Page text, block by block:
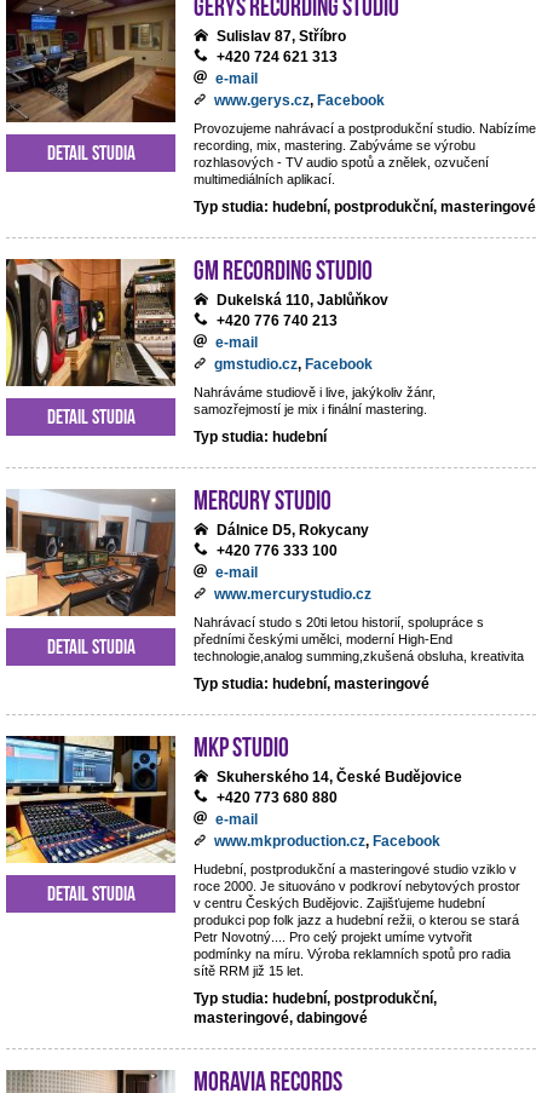
Sulislav 87, Stříbro
+420 724 621 313
e-mail
www.gerys.cz, Facebook
Provozujeme nahrávací a postprodukční studio. Nabízíme
recording, mix, mastering. Zabýváme se výrobu
rozhlasových - TV audio spotů a znělek, ozvučení
multimediálních aplikací.
Typ studia: hudební, postprodukční, masteringové
Detail studia
GM Recording Studio
Dukelská 110, Jablůňkov
+420 776 740 213
e-mail
gmstudio.cz, Facebook
Nahráváme studiově i live, jakýkoliv žánr,
samozřejmostí je mix i finální mastering.
Typ studia: hudební
Detail studia
Mercury studio
Dálnice D5, Rokycany
+420 776 333 100
e-mail
www.mercurystudio.cz
Nahrávací studo s 20ti letou historií, spolupráce s
předními českými umělci, moderní High-End
technologie,analog summing,zkušená obsluha, kreativita
Typ studia: hudební, masteringové
Detail studia
MKP STUDIO
Skuherského 14, České Budějovice
+420 773 680 880
e-mail
www.mkproduction.cz, Facebook
Hudební, postprodukční a masteringové studio vziklo v
roce 2000. Je situováno v podkroví nebytových prostor
v centru Českých Budějovic. Zajišťujeme hudební
produkci pop folk jazz a hudební režii, o kterou se stará
Petr Novotný.... Pro celý projekt umíme vytvořit
podmínky na míru. Výroba reklamních spotů pro radia
sítě RRM již 15 let.
Typ studia: hudební, postprodukční,
masteringové, dabingové
Detail studia
Moravia Records